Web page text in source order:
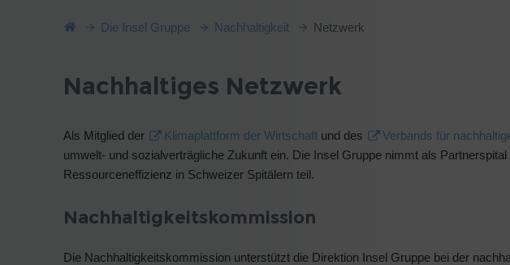
Die Insel Gruppe Nachhaltigkeit Netzwerk
Nachhaltiges Netzwerk
Als Mitglied der Klimaplattform der Wirtschaft und des Verbands für
umwelt- und sozialverträgliche Zukunft ein. Die Insel Gruppe nimmt als Partnerspital
Ressourceneffizienz in Schweizer Spitälern teil.
Nachhaltigkeitskommission
Die Nachhaltigkeitskommission unterstützt die Direktion Insel Gruppe bei der